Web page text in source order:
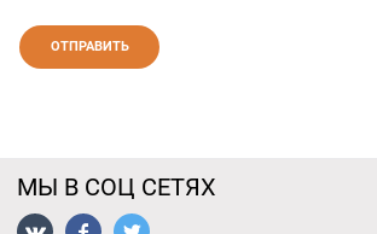
МЫ В СОЦ СЕТЯХ